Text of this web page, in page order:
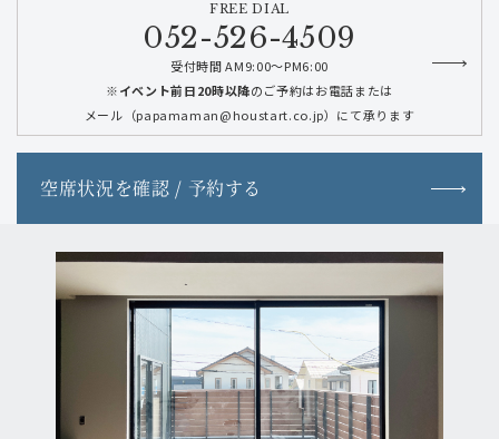
FREE DIAL
052-526-4509
受付時間 AM9:00～PM6:00
※イベント前日20時以降のご予約はお電話または
メール（papamaman@houstart.co.jp）にて承ります
空席状況を確認 / 予約する